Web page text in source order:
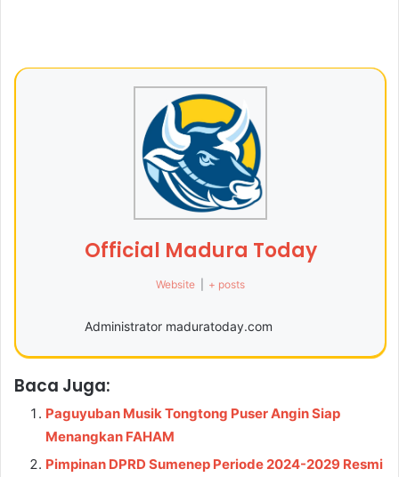
Official Madura Today
Website + posts
Administrator maduratoday.com
Baca Juga:
Paguyuban Musik Tongtong Puser Angin Siap
Menangkan FAHAM
Pimpinan DPRD Sumenep Periode 2024-2029 Resmi